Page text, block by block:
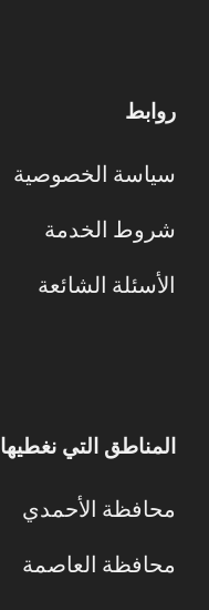
روابط
سياسة الخصوصية
شروط الخدمة
الأسئلة الشائعة
المناطق التي نغطيها
محافظة الأحمدي
محافظة العاصمة